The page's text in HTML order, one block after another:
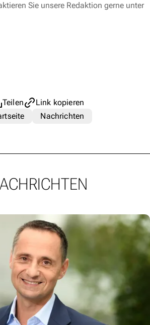
Sie unsere Redaktion gerne unter
Teilen
Link kopieren
Nachrichten